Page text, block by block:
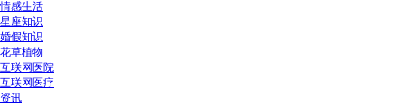
情感生活
星座知识
婚假知识
花草植物
互联网医院
互联网医疗
资讯